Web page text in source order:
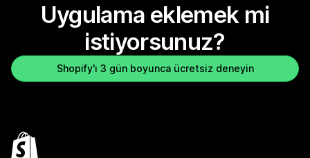
Uygulama eklemek mi
istiyorsunuz?
Shopify'ı 3 gün boyunca ücretsiz deneyin